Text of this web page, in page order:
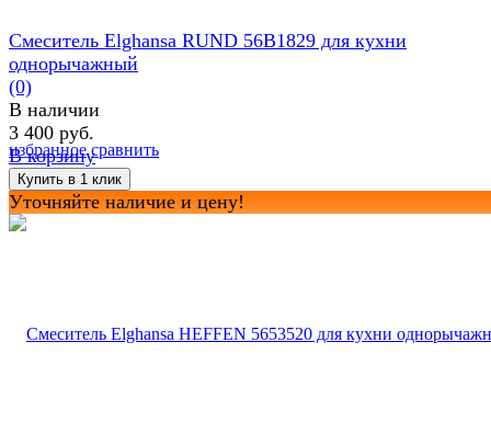
избранное сравнить
Смеситель Elghansa RUND 56B1829 для кухни
однорычажный
(0)
В наличии
3 400 руб.
В корзину
Уточняйте наличие и цену!